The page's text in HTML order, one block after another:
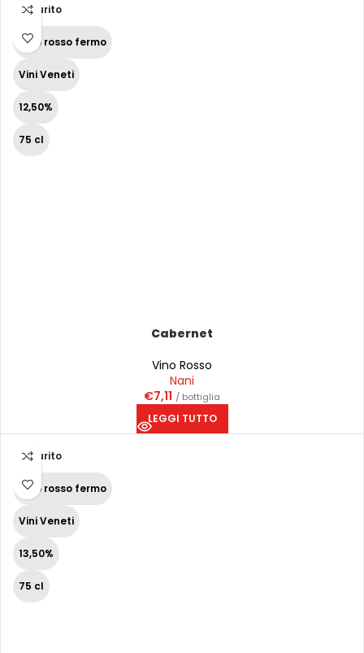
Esaurito
Vino rosso fermo
Vini Veneti
12,50%
75 cl
Cabernet
Vino Rosso
Nani
€7,11 / bottiglia
LEGGI TUTTO
Esaurito
Vino rosso fermo
Vini Veneti
13,50%
75 cl